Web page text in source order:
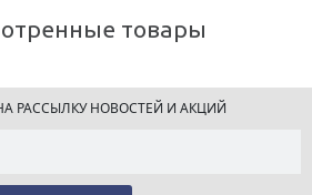
товары
РАССЫЛКУ НОВОСТЕЙ И АКЦИЙ